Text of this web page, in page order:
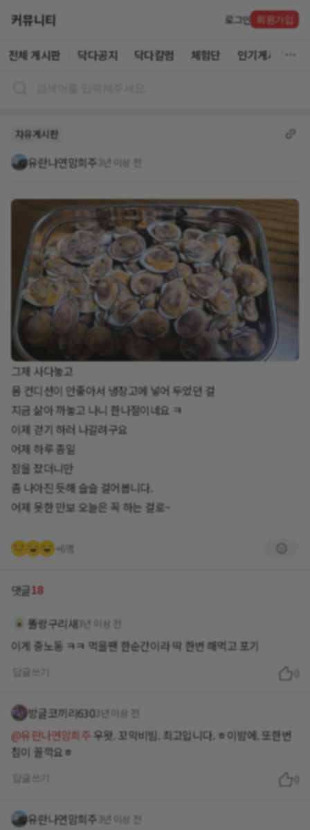
커뮤니티 로그인 회원가입
전체 게시판 닥다공지 닥다칼럼 체험단 인기게시글
자유게시판
유란나연맘희주 3년 이상 전
그제 사다놓고
몸 컨디션이 안좋아서 냉장고에 넣어 두었던 걸
지금 삶아 까놓고 나니 한나절이네요 ㅋ
이제 걷기 하러 나갈려구요
어제 하루 종일
잠을 잤더니만
좀 나아진 듯해 슬슬 걸어봅니다.
어제 못한 만보 오늘은 꼭 하는 걸로~
+6명
댓글18
똘랑구리새 3년 이상 전
이게 중노동 ㅋㅋ 먹을땐 한순간이라 딱 한번 해먹고 포기
방글코끼리6303년 이상 전
@유란나연맘희주 우왓. 꼬막비빔. 최고입니다. ㅎ이밤에. 또한번
침이 꼴깍요ㅎ
유란나연맘희주 3년 이상 전